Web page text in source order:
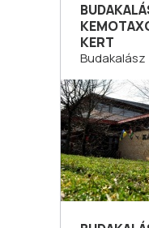
KERT
Budakalász